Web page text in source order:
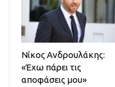
Νίκος Ανδρουλάκης:
«Έχω πάρει τις
αποφάσεις μου»